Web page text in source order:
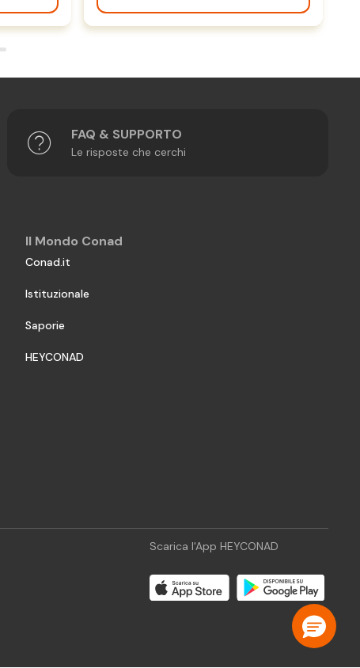
FAQ & SUPPORTO
Le risposte che cerchi
Il Mondo Conad
Conad.it
Istituzionale
Saporie
HEYCONAD
Scarica l'App HEYCONAD